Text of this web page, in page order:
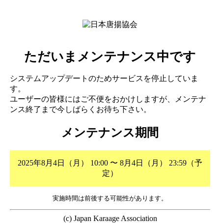
ただいまメンテナンス中です
システムアップデートのためサービスを停止していま
す。
ユーザーの皆様にはご不便をおかけしますが、メンテナ
ンス終了まで今しばらくお待ち下さい。
メンテナンス期間
2025年8月4日（月） 10:00 〜 8月4日（月） 23:59（予
定）
実施時間は前後する可能性があります。
(c) Japan Karaage Association